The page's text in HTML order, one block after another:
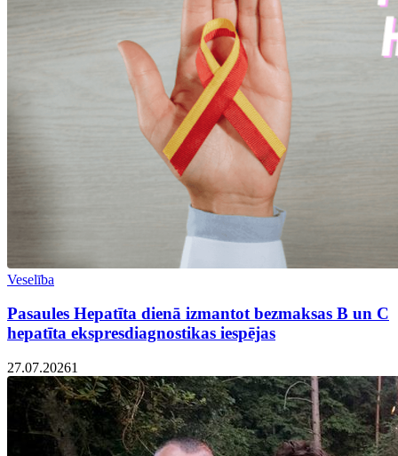
Veselība
Pasaules Hepatīta dienā izmantot bezmaksas B un C
hepatīta ekspresdiagnostikas iespējas
27.07.20261